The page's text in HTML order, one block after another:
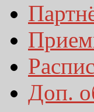
Доп.